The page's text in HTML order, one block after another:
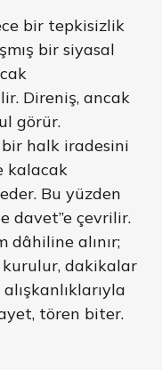
bir tepkisizlik
bir siyasal
Direniş, ancak
görür.
halk iradesini
kalacak
Bu yüzden
davet”e çevrilir.
dâhiline alınır;
dakikalar
tören biter.